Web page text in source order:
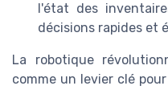
l'état des
décisions rapides et
La robotique
comme un levier clé